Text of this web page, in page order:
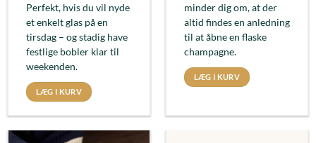
Perfekt, hvis du vil nyde
et enkelt glas på en
tirsdag – og stadig have
festlige bobler klar til
weekenden.
LÆG I KURV
minder dig om, at der
altid findes en anledning
til at åbne en flaske
champagne.
LÆG I KURV